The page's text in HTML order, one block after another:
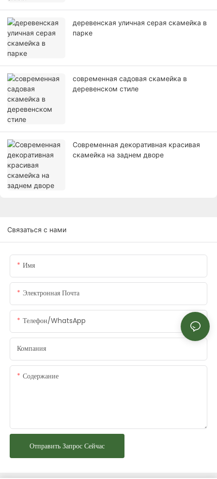
деревенская уличная серая скамейка в
парке
современная садовая скамейка в
деревенском стиле
Современная декоративная красивая
скамейка на заднем дворе
Связаться с нами
Имя
Электронная Почта
Телефон/WhatsApp
Компания
Содержание
Отправить Запрос Сейчас